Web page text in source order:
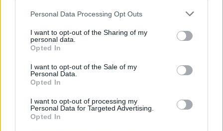
Personal Data Processing Opt Outs
I want to opt-out of the Sharing of my
personal data.
Opted In
I want to opt-out of the Sale of my
Personal Data.
Opted In
I want to opt-out of processing my
Personal Data for Targeted Advertising.
Opted In
Δεν ανευρέθηκαν θετικά δείγματα τόσο στην
κοινότητα (δίκτυο επιτήρησης Sentinel ΠΦΥ), όσο
και στα νοσοκομεία (δίκτυο επιτήρησης SARI).
[ΠΗΓΗ]
Δείτε περισσότερα άρθρα μας στα αποτελέσματα